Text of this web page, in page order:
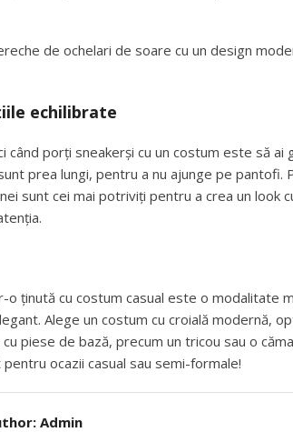
de ochelari de soare cu un design
echilibrate
când porți sneakerși cu un costum este să ai
prea lungi, pentru a nu ajunge pe pantofi.
sunt cei mai potriviți pentru a crea un look
ținută cu costum casual este o modalitate
Alege un costum cu croială modernă,
piese de bază, precum un tricou sau o
ocazii casual sau semi-formale!
Admin